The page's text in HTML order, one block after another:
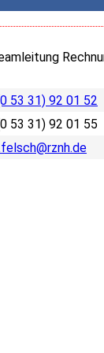
53 31) 92 01 52
53 31) 92 01 55